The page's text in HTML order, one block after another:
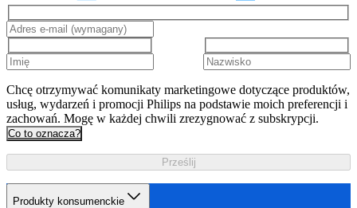
Chcę otrzymywać komunikaty marketingowe dotyczące produktów,
usług, wydarzeń i promocji Philips na podstawie moich preferencji i
zachowań. Mogę w każdej chwili zrezygnować z subskrypcji.
Co to oznacza?
Prześlij
Produkty konsumenckie